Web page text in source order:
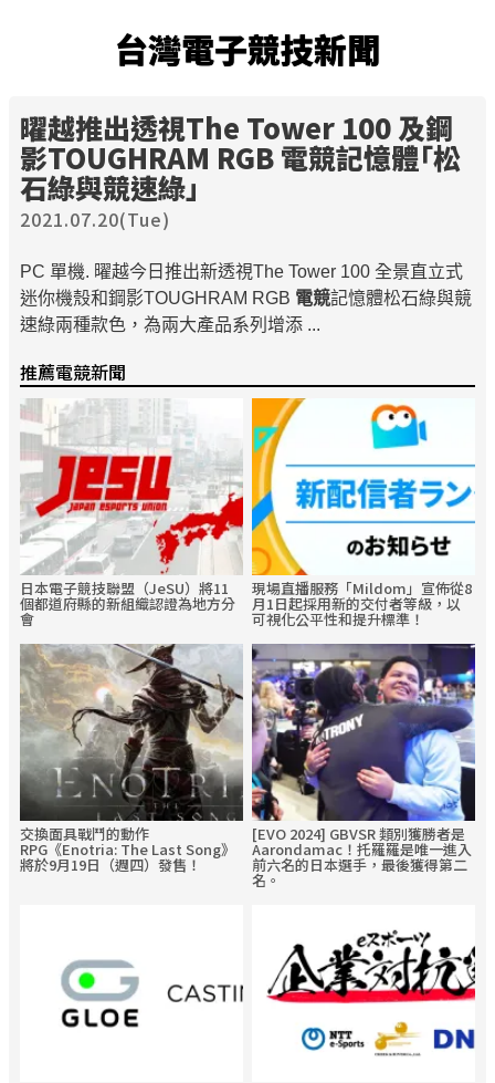
台灣電子競技新聞
曜越推出透視The Tower 100 及鋼
影TOUGHRAM RGB電競記憶體「松
石綠與競速綠」
2021.07.20(Tue)
PC 單機. 曜越今日推出新透視The Tower 100 全景直立式
迷你機殼和鋼影TOUGHRAM RGB 電競記憶體松石綠與競
速綠兩種款色，為兩大產品系列增添 ...
推薦電競新聞
日本電子競技聯盟（JeSU）將11
個都道府縣的新組織認證為地方分
會
現場直播服務「Mildom」宣佈從8
月1日起採用新的交付者等級，以
可視化公平性和提升標準！
交換面具戰鬥的動作
RPG《Enotria: The Last Song》
將於9月19日（週四）發售！
[EVO 2024] GBVSR 類別獲勝者是
Aarondamac！托羅羅是唯一進入
前六名的日本選手，最後獲得第二
名。